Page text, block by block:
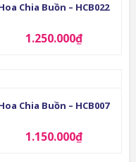
Chia Buồn – HCB022
1.250.000₫
Chia Buồn – HCB007
1.150.000₫